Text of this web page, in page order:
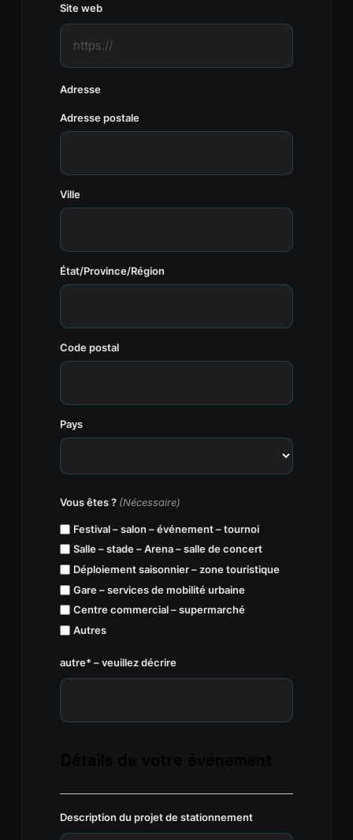
Site web
Adresse
Adresse postale
Ville
État/Province/Région
Code postal
Pays
Vous êtes ? (Nécessaire)
Festival – salon – événement – tournoi
Salle – stade – Arena – salle de concert
Déploiement saisonnier – zone touristique
Gare – services de mobilité urbaine
Centre commercial – supermarché
Autres
autre* – veuillez décrire
Description du projet de stationnement